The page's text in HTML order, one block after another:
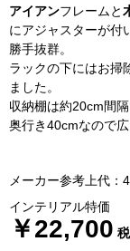
アイアンフレームと
にアジャスターが付
勝手抜群。
ラックの下にはお掃
ました。
収納棚は約20cm間
奥行き40cmなので
メーカー参考上代：
インテリアル特価
￥22,700